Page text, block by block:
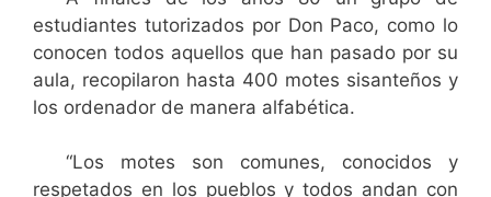
estudiantes tutorizados por Don Paco, como lo
conocen todos aquellos que han pasado por su
aula, recopilaron hasta 400 motes sisanteños y
los ordenador de manera alfabética.
“Los motes son comunes, conocidos y
respetados en los pueblos y todos andan con